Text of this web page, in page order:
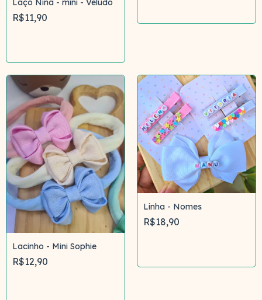
Laço Nina - mini - Veludo
R$11,90
Lacinho - Mini Sophie
R$12,90
Linha - Nomes
R$18,90